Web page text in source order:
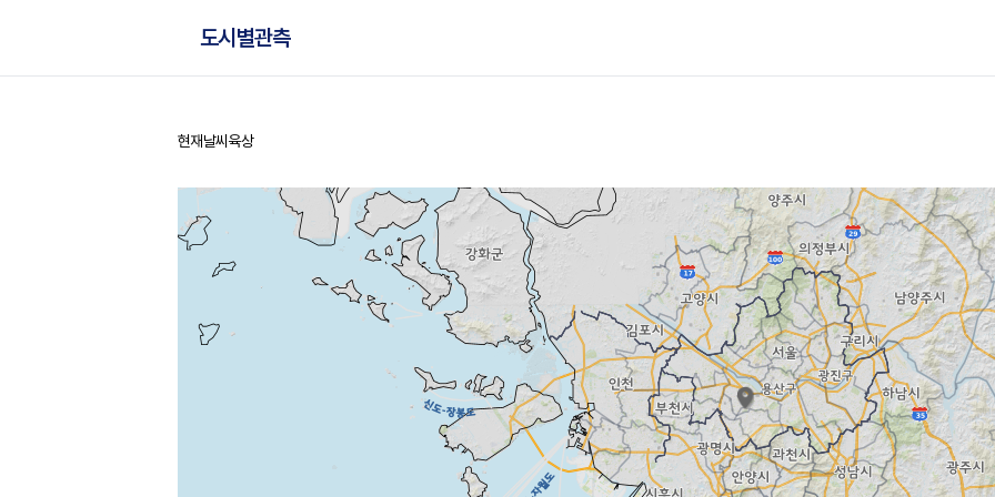
도시별관측
홈
현재날씨 육상